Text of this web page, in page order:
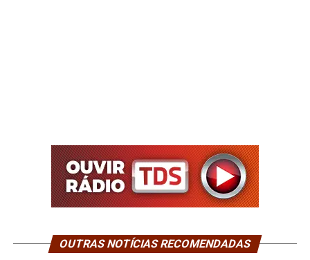
OUTRAS NOTÍCIAS RECOMENDADAS